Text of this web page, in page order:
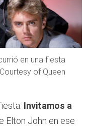
en una fiesta
of Queen
Invitamos a
Elton John en ese